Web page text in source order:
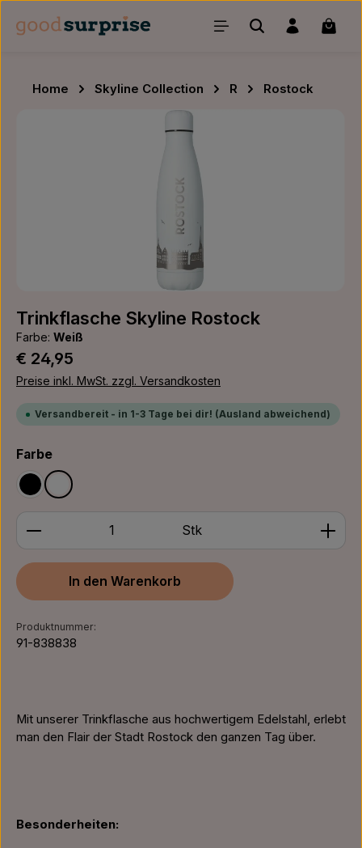
Zum Hauptinhalt springen
Home Skyline Collection R
Rostock
Trinkflasche Skyline Rostock
Farbe: Weiß
Regulärer Preis:
€ 24,95
Preise inkl. MwSt. zzgl. Versandkosten
Versandbereit - in 1-3 Tage bei dir! (Ausland abweichend)
Farbeauswählen
Schwarz
Weiß
Produkt Anzahl: Gib den gewünschten Wert ein
Stk
In den Warenkorb
Produktnummer:
91-838838
Mit unserer Trinkflasche aus hochwertigem Edelstahl, erlebt
man den Flair der Stadt Rostock den ganzen Tag über.
Besonderheiten: